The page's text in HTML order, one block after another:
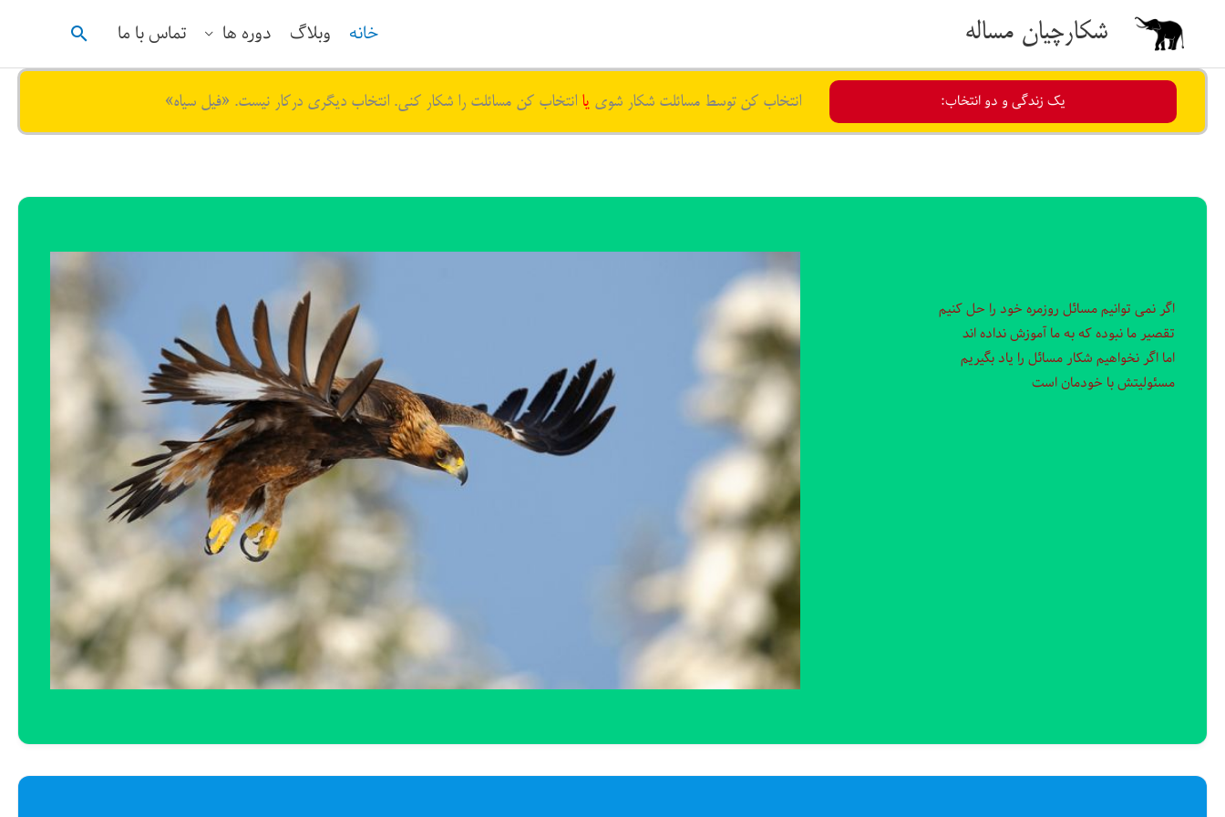
شکارچیان مساله خانه وبلاگ دوره ها تماس با ما جستجو
یک زندگی و دو انتخاب: انتخاب کن توسط مسائلت شکار شوی یا انتخاب کن مسائلت را شکار کنی. انتخاب دیگری درکار نیست. «فیل سیاه»
اگر نمی توانیم مسائل روزمره خود را حل کنیم
تقصیر ما نبوده که به ما آموزش نداده اند
اما اگر نخواهیم شکار مسائل را یاد بگیریم
مسئولیتش با خودمان است